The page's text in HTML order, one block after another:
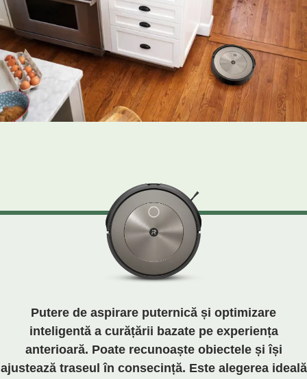
Putere de aspirare puternică și optimizare
inteligentă a curățării bazate pe experiența
anterioară. Poate recunoaște obiectele și își
ajustează traseul în consecință. Este alegerea ideală